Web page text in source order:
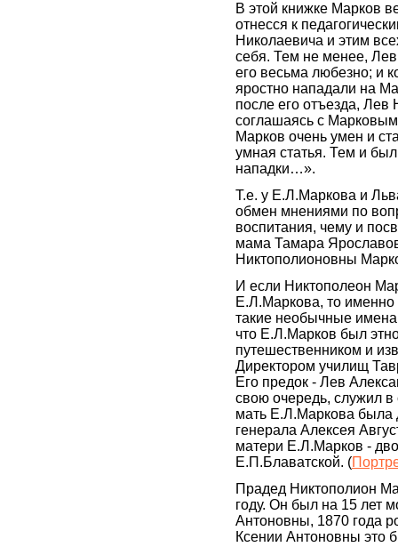
В этой книжке Марков
отнесся к
Николаевича и этим
себя. Тем не менее,
его весьма любезно; и
яростно нападали на
после его отъезда, Лев
соглашаясь с
Марков очень умен и
умная статья. Тем и
нападки…».
Т.е. у Е.Л.Маркова и
обмен мнениями по
воспитания, чему и
мама Тамара
Никтополионовны
И если Никтополеон
Е.Л.Маркова, то именно
такие необычные имена
что Е.Л.Марков был
путешественником и
Директором училищ
Его предок - Лев
свою очередь, служил в
мать Е.Л.Маркова была
генерала Алексея
матери Е.Л.Марков -
Е.П.Блаватской. (
Прадед Никтополион
году. Он был на 15 лет
Антоновны, 1870 года
Ксении Антоновны это